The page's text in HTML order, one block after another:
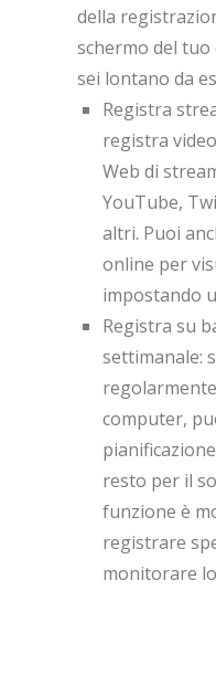
della
schermo del
sei lontano da
Registra
registra
Web di
YouTube,
altri. Puoi
online per
impostando
Registra su
settimanale:
computer,
resto per il
funzione è
registrare
monitorare